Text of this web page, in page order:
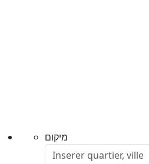
מיקום